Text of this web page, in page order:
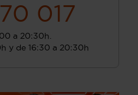
017
a 20:30h.
y de 16:30 a 20:30h